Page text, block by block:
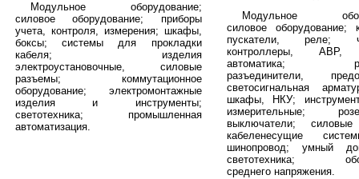
Модульное оборудование;
силовое оборудование; приборы
учета, контроля, измерения; шкафы,
боксы; системы для прокладки
кабеля; изделия
электроустановочные, силовые
разъемы; коммутационное
оборудование; электромонтажные
изделия и инструменты;
светотехника; промышленная
автоматизация.
Модульное
силовое оборудование;
пускатели, реле;
контроллеры, АВР,
автоматика;
разъединители,
светосигнальная
шкафы, НКУ;
измерительные;
выключатели;
кабеленесущие
шинопровод; умный
светотехника;
среднего напряжения.